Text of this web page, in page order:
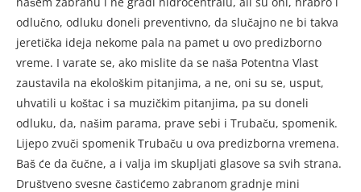
odlučno, od­luku doneli preventivno, da slu­čajno ne bi takva
jeretička ideja nekome pala na pamet u ovo pre­dizborno
vreme. I varate se, ako mislite da se naša Potentna Vlast
zaustavila na ekološkim pitanj­ima, a ne, oni su se, usput,
uhva­tili u koštac i sa muzičkim pi­tanjima, pa su doneli
odluku, da, našim parama, prave sebi i Tru­baču, spomenik.
Lijepo zvuči spo­menik Trubaču u ova predizborna vremena.
Baš će da čučne, a i valja im skupljati glasove sa svih stra­na.
Društveno svesne častićemo zabranom gradnje mini